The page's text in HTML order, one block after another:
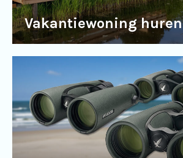
Vakantiewoning huren